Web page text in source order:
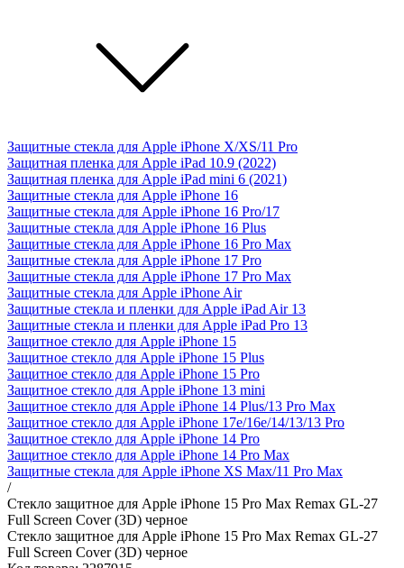
Защитные стекла для Apple iPhone X/XS/11 Pro
Защитная пленка для Apple iPad 10.9 (2022)
Защитная пленка для Apple iPad mini 6 (2021)
Защитные стекла для Apple iPhone 16
Защитные стекла для Apple iPhone 16 Pro/17
Защитные стекла для Apple iPhone 16 Plus
Защитные стекла для Apple iPhone 16 Pro Max
Защитные стекла для Apple iPhone 17 Pro
Защитные стекла для Apple iPhone 17 Pro Max
Защитные стекла для Apple iPhone Air
Защитные стекла и пленки для Apple iPad Air 13
Защитные стекла и пленки для Apple iPad Pro 13
Защитное стекло для Apple iPhone 15
Защитное стекло для Apple iPhone 15 Plus
Защитное стекло для Apple iPhone 15 Pro
Защитное стекло для Apple iPhone 13 mini
Защитное стекло для Apple iPhone 14 Plus/13 Pro Max
Защитное стекло для Apple iPhone 17e/16е/14/13/13 Pro
Защитное стекло для Apple iPhone 14 Pro
Защитное стекло для Apple iPhone 14 Pro Max
Защитные стекла для Apple iPhone XS Max/11 Pro Max
/
Стекло защитное для Apple iPhone 15 Pro Max Remax GL-27
Full Screen Cover (3D) черное
Стекло защитное для Apple iPhone 15 Pro Max Remax GL-27
Full Screen Cover (3D) черное